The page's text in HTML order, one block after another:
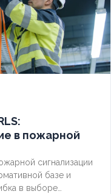
в пожарной
сигнализации
базе и
в выборе